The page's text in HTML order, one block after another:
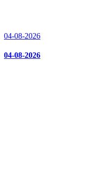
04-08-2026
04-08-2026